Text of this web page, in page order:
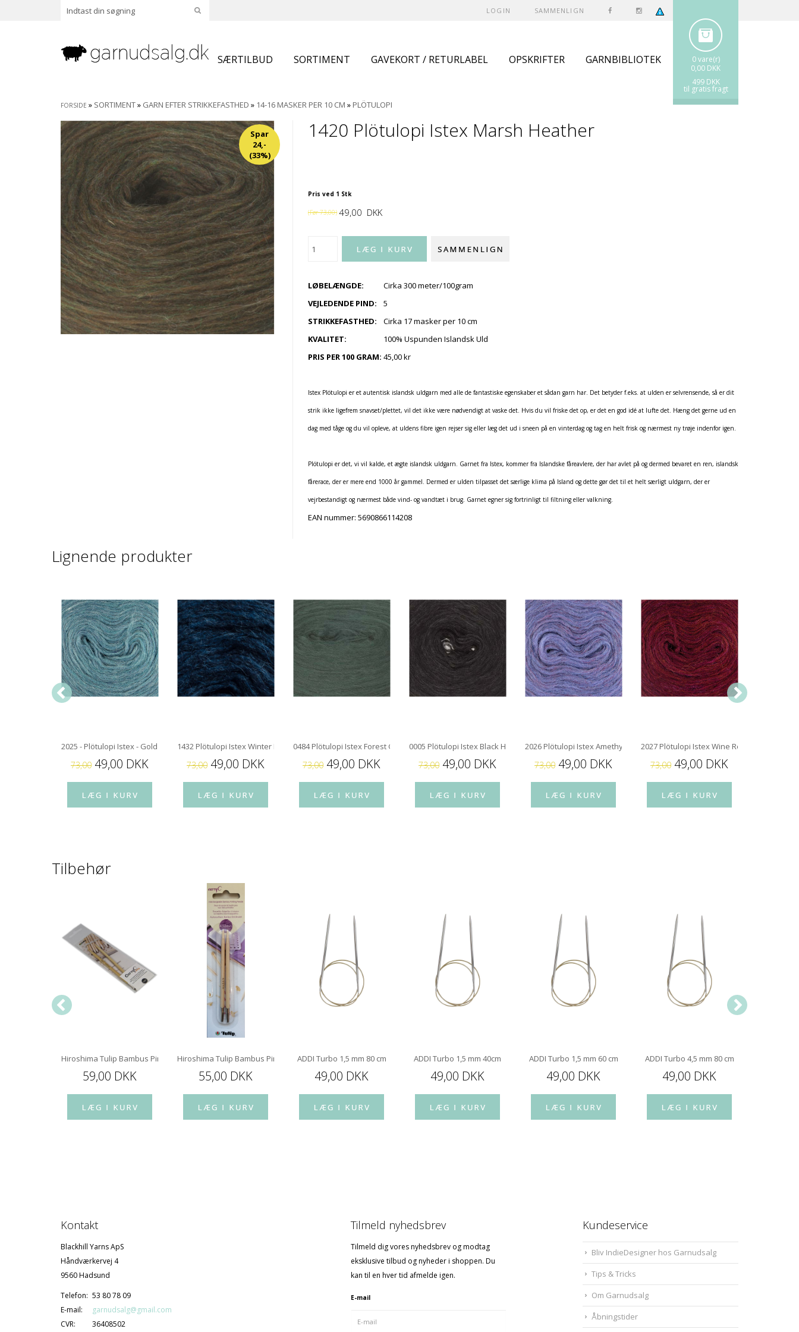
LOGIN SAMMENLIGN
0 vare(r)
0,00 DKK
499 DKK
til gratis fragt
SÆRTILBUD SORTIMENT GAVEKORT / RETURLABEL OPSKRIFTER GARNBIBLIOTEK
FORSIDE » SORTIMENT» GARN EFTER STRIKKEFASTHED » 14-16 MASKER PER 10 CM » PLÖTULOPI
Spar
24,-
(33%)
1420 Plötulopi Istex Marsh Heather
Pris ved 1 Stk
(Før73,00) 49,00 DKK
LØBELÆNGDE:
VEJLEDENDE PIND:
STRIKKEFASTHED:
KVALITET:
PRIS PER 100 GRAM:
Cirka 300 meter/100gram
5
Cirka 17 masker per 10 cm
100% Uspunden Islandsk Uld
45,00 kr
Istex Plötulopi er et autentisk islandsk uldgarn med alle de fantastiske egenskaber et sådan garn har. Det betyder f.eks. at ulden er selvrensende, så er dit
strik ikke ligefrem snavset/plettet, vil det ikke være nødvendigt at vaske det. Hvis du vil friske det op, er det en god idé at lufte det. Hæng det gerne ud en
dag med tåge og du vil opleve, at uldens fibre igen rejser sig eller læg det ud i sneen på en vinterdag og tag en helt frisk og nærmest ny trøje indenfor igen.
Plötulopi er det, vi vil kalde, et ægte islandsk uldgarn. Garnet fra Istex, kommer fra Islandske fåreavlere, der har avlet på og dermed bevaret en ren, islandsk
fårerace, der er mere end 1000 år gammel. Dermed er ulden tilpasset det særlige klima på Island og dette gør det til et helt særligt uldgarn, der er
vejrbestandigt og nærmest både vind- og vandtæt i brug. Garnet egner sig fortrinligt til filtning eller valkning.
EAN nummer: 5690866114208
Lignende produkter
Spruce Green Heather2025 - Plötulopi Istex - Gold Stream
73,00 49,00 DKK
1432 Plötulopi Istex Winter Blue Heather
73,00 49,00 DKK
0484 Plötulopi Istex Forest Green
73,00 49,00 DKK
0005 Plötulopi Istex Black Heather
73,00 49,00 DKK
2026 Plötulopi Istex Amethyst
73,00 49,00 DKK
2027 Plötulopi Istex Wine Red
73,00 49,00 DKK
Tilbehør
Hiroshima Tulip Bambus Pindespids 12 cm
59,00 DKK
Hiroshima Tulip Bambus Pindespids 10 cm
55,00 DKK
ADDI Turbo 1,5 mm 80 cm
49,00 DKK
ADDI Turbo 1,5 mm 40cm
49,00 DKK
ADDI Turbo 1,5 mm 60 cm
49,00 DKK
ADDI Turbo 4,5 mm 80 cm
49,00 DKK
Kontakt
Blackhill Yarns ApS
Håndværkervej 4
9560 Hadsund
Telefon: 53 80 78 09
E-mail:
garnudsalg@gmail.com
CVR:
36408502
Tilmeld nyhedsbrev
Tilmeld dig vores nyhedsbrev og modtag
eksklusive tilbud og nyheder i shoppen. Du
kan til en hver tid afmelde igen.
E-mail
Kundeservice
Bliv IndieDesigner hos Garnudsalg
Tips & Tricks
Om Garnudsalg
Åbningstider